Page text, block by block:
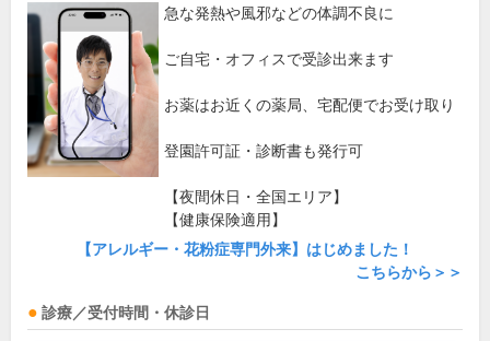
急な発熱や風邪などの体調不良に
ご自宅・オフィスで受診出来ます
お薬はお近くの薬局、宅配便でお受け取り
登園許可証・診断書も発行可
【夜間休日・全国エリア】
【健康保険適用】
【アレルギー・花粉症専門外来】はじめました！
こちらから＞＞
診療／受付時間・休診日